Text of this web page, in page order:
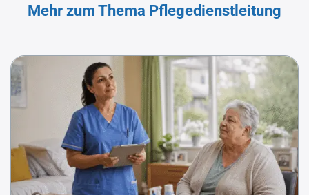
Mehr zum Thema Pflegedienstleitung